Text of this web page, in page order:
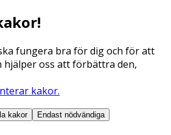
fungera bra för dig och för att
hjälper oss att förbättra den,
kakor.
kakor
Endast nödvändiga